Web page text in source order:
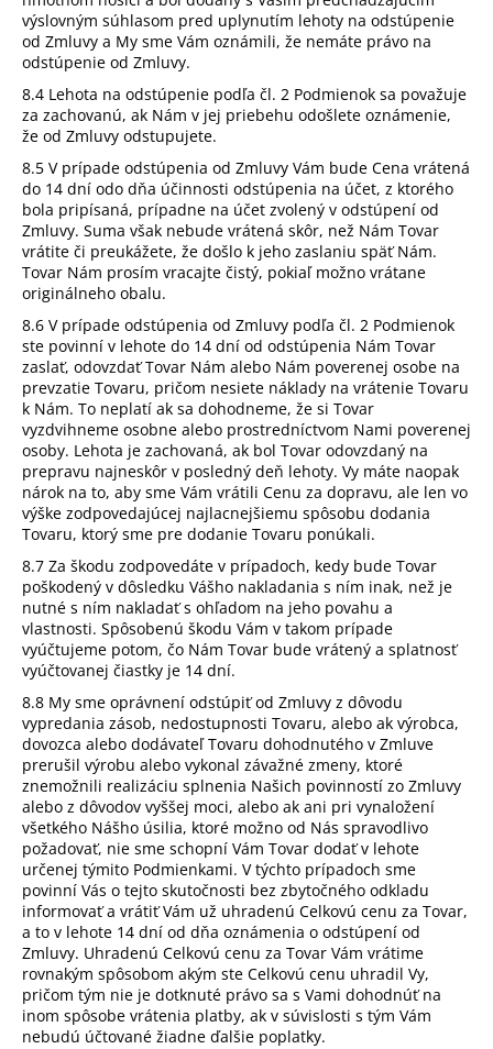
výslovným súhlasom pred uplynutím lehoty na odstúpenie
od Zmluvy a My sme Vám oznámili, že nemáte právo na
odstúpenie od Zmluvy.
8.4 Lehota na odstúpenie podľa čl. 2 Podmienok sa považuje
za zachovanú, ak Nám v jej priebehu odošlete oznámenie,
že od Zmluvy odstupujete.
8.5 V prípade odstúpenia od Zmluvy Vám bude Cena vrátená
do 14 dní odo dňa účinnosti odstúpenia na účet, z ktorého
bola pripísaná, prípadne na účet zvolený v odstúpení od
Zmluvy. Suma však nebude vrátená skôr, než Nám Tovar
vrátite či preukážete, že došlo k jeho zaslaniu späť Nám.
Tovar Nám prosím vracajte čistý, pokiaľ možno vrátane
originálneho obalu.
8.6 V prípade odstúpenia od Zmluvy podľa čl. 2 Podmienok
ste povinní v lehote do 14 dní od odstúpenia Nám Tovar
zaslať, odovzdať Tovar Nám alebo Nám poverenej osobe na
prevzatie Tovaru, pričom nesiete náklady na vrátenie Tovaru
k Nám. To neplatí ak sa dohodneme, že si Tovar
vyzdvihneme osobne alebo prostredníctvom Nami poverenej
osoby. Lehota je zachovaná, ak bol Tovar odovzdaný na
prepravu najneskôr v posledný deň lehoty. Vy máte naopak
nárok na to, aby sme Vám vrátili Cenu za dopravu, ale len vo
výške zodpovedajúcej najlacnejšiemu spôsobu dodania
Tovaru, ktorý sme pre dodanie Tovaru ponúkali.
8.7 Za škodu zodpovedáte v prípadoch, kedy bude Tovar
poškodený v dôsledku Vášho nakladania s ním inak, než je
nutné s ním nakladať s ohľadom na jeho povahu a
vlastnosti. Spôsobenú škodu Vám v takom prípade
vyúčtujeme potom, čo Nám Tovar bude vrátený a splatnosť
vyúčtovanej čiastky je 14 dní.
8.8 My sme oprávnení odstúpiť od Zmluvy z dôvodu
vypredania zásob, nedostupnosti Tovaru, alebo ak výrobca,
dovozca alebo dodávateľ Tovaru dohodnutého v Zmluve
prerušil výrobu alebo vykonal závažné zmeny, ktoré
znemožnili realizáciu splnenia Našich povinností zo Zmluvy
alebo z dôvodov vyššej moci, alebo ak ani pri vynaložení
všetkého Nášho úsilia, ktoré možno od Nás spravodlivo
požadovať, nie sme schopní Vám Tovar dodať v lehote
určenej týmito Podmienkami. V týchto prípadoch sme
povinní Vás o tejto skutočnosti bez zbytočného odkladu
informovať a vrátiť Vám už uhradenú Celkovú cenu za Tovar,
a to v lehote 14 dní od dňa oznámenia o odstúpení od
Zmluvy. Uhradenú Celkovú cenu za Tovar Vám vrátime
rovnakým spôsobom akým ste Celkovú cenu uhradil Vy,
pričom tým nie je dotknuté právo sa s Vami dohodnúť na
inom spôsobe vrátenia platby, ak v súvislosti s tým Vám
nebudú účtované žiadne ďalšie poplatky.